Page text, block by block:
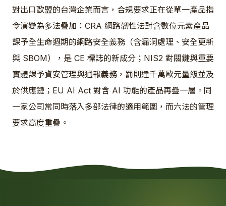
對出口歐盟的台灣企業而言，合規要求正在從單一產品指
令演變為多法疊加：CRA 網路韌性法對含數位元素產品
課予全生命週期的網路安全義務（含漏洞處理、安全更新
與 SBOM），是 CE 標誌的新成分；NIS2 對關鍵與重要
實體課予資安管理與通報義務，罰則達千萬歐元量級並及
於供應鏈；EU AI Act 對含 AI 功能的產品再疊一層。同
一家公司常同時落入多部法律的適用範圍，而六法的管理
要求高度重疊。